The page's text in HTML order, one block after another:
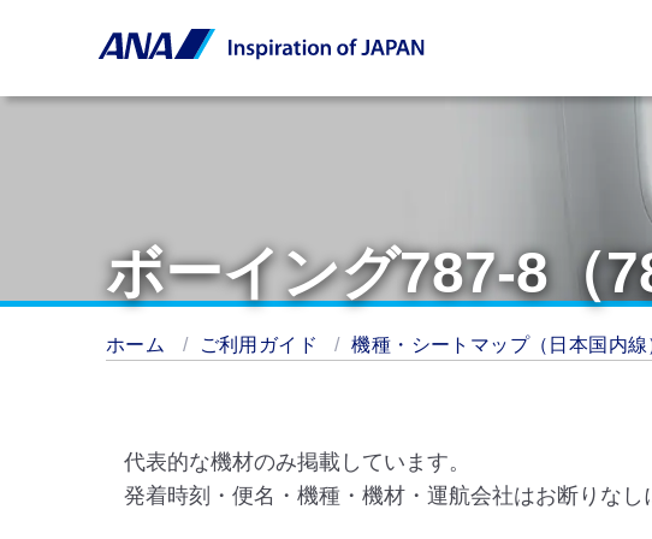
ボーイング787-8（
ホーム ご利用ガイド 機種・シートマップ（日本国内線
代表的な機材のみ掲載しています。
発着時刻・便名・機種・機材・運航会社はお断りなし